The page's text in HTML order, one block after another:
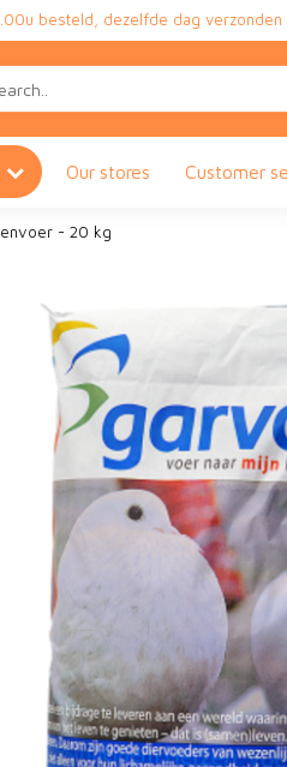
besteld, dezelfde dag verzonden
Our stores Customer
- 20 kg